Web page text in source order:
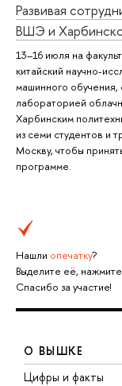
Развивая
ВШЭ и
13–16 июля на
китайский научно-
машинного обучения,
лабораторией
Харбинским
из семи студентов и
Москву, чтобы
программе.
Нашли опечатку?
Выделите её,
Спасибо за участие!
О ВЫШКЕ
Цифры и факты